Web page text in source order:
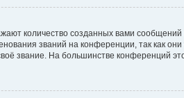
количество созданных вами
званий на конференции, так как
звание. На большинстве конференций